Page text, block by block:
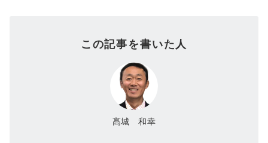
この記事を書いた人
髙城 和幸